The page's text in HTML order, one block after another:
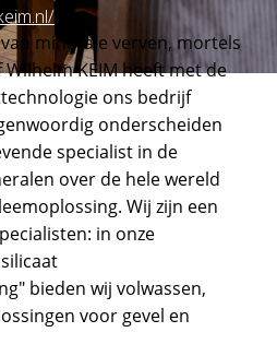
minerale verven, mortels
KEIM heeft met de
ons bedrijf
onderscheiden
specialist in de
over de hele wereld
Wij zijn een
in onze
bieden wij volwassen,
voor gevel en